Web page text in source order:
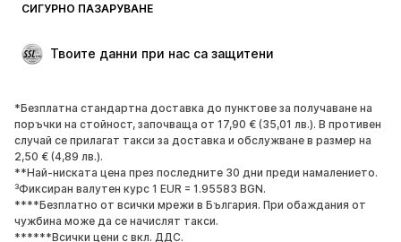
Специални Поводи
ОБУВКИ
НОВО
Популярно
Маратонки
Боти
Обувки с висок ток
Ботуши
Сандали
Ниски обувки
СИГУРНО ПАЗАРУВАНЕ
Твоите данни при нас са защитени
*Безплатна стандартна доставка до пунктове за получаване на
поръчки на стойност, започваща от 17,90 € (35,01 лв.). В противен
случай се прилагат такси за доставка и обслужване в размер на
2,50 € (4,89 лв.).
**Най-ниската цена през последните 30 дни преди намалението.
³Фиксиран валутен курс 1 EUR = 1.95583 BGN.
****Безплатно от всички мрежи в България. При обаждания от
чужбина може да се начислят такси.
******Всички цени с вкл. ДДС.